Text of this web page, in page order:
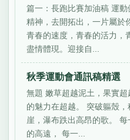
篇一：長跑比賽加油稿 運
精神，去開拓出，一片屬於
青春的速度，青春的活力，
盡情體現。迎接自...
秋季運動會通訊稿精選
無題 嫩草超越泥土，果實
的魅力在超越。 突破軀殼
崖，瀑布跌出高昂的歌。
的高遠， 每一...